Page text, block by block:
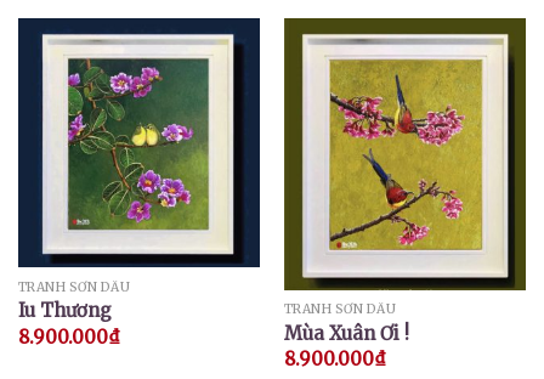
TRANH SƠN DẦU
Iu Thương
8.900.000₫
TRANH SƠN DẦU
Mùa Xuân Ơi !
8.900.000₫